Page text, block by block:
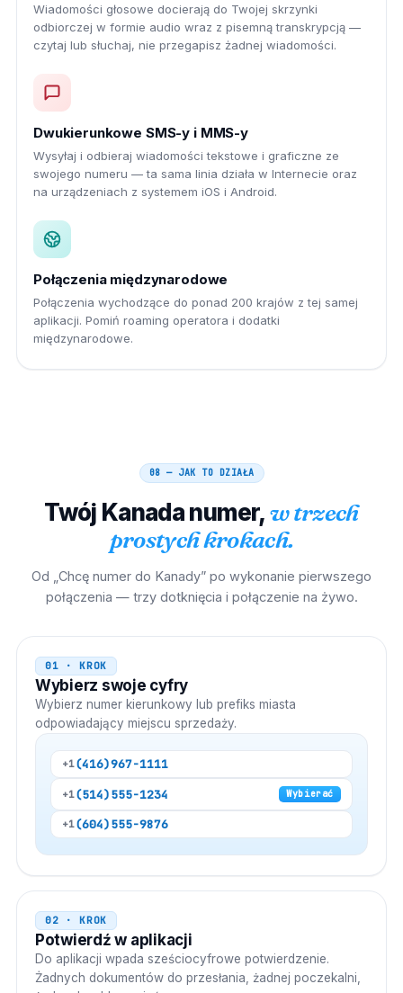
Wiadomości głosowe docierają do Twojej skrzynki
odbiorczej w formie audio wraz z pisemną transkrypcją —
czytaj lub słuchaj, nie przegapisz żadnej wiadomości.
Dwukierunkowe SMS-y i MMS-y
Wysyłaj i odbieraj wiadomości tekstowe i graficzne ze
swojego numeru — ta sama linia działa w Internecie oraz
na urządzeniach z systemem iOS i Android.
Połączenia międzynarodowe
Połączenia wychodzące do ponad 200 krajów z tej samej
aplikacji. Pomiń roaming operatora i dodatki
międzynarodowe.
08 — JAK TO DZIAŁA
Twój Kanadanumer,w trzech
prostych krokach.
Od „Chcę numer do Kanady” po wykonanie pierwszego
połączenia — trzy dotknięcia i połączenie na żywo.
01 · KROK
Wybierz swoje cyfry
Wybierz numer kierunkowy lub prefiks miasta
odpowiadający miejscu sprzedaży.
+1(416)967-1111
+1(514)555-1234 Wybierać
+1(604)555-9876
02 · KROK
Potwierdź w aplikacji
Do aplikacji wpada sześciocyfrowe potwierdzenie.
Żadnych dokumentów do przesłania, żadnej poczekalni,